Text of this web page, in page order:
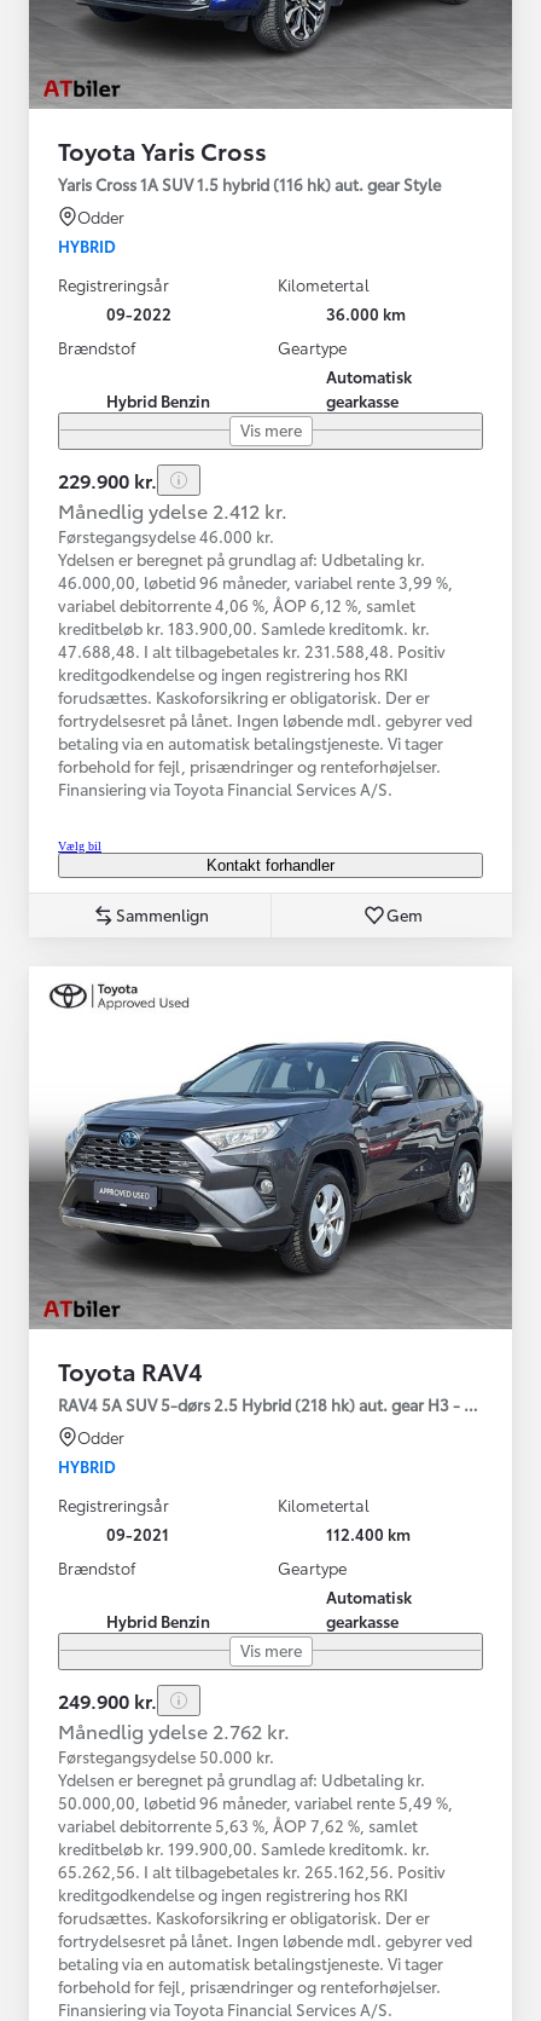
Toyota Yaris Cross
Yaris Cross 1A SUV 1.5 hybrid (116 hk) aut. gear Style
Odder
HYBRID
Registreringsår
09-2022
Kilometertal
36.000 km
Brændstof
Hybrid Benzin
Geartype
Automatisk
gearkasse
Vis mere
229.900 kr.
Månedlig ydelse 2.412 kr.
Førstegangsydelse 46.000 kr.
Ydelsen er beregnet på grundlag af: Udbetaling kr.
46.000,00, løbetid 96 måneder, variabel rente 3,99 %,
variabel debitorrente 4,06 %, ÅOP 6,12 %, samlet
kreditbeløb kr. 183.900,00. Samlede kreditomk. kr.
47.688,48. I alt tilbagebetales kr. 231.588,48. Positiv
kreditgodkendelse og ingen registrering hos RKI
forudsættes. Kaskoforsikring er obligatorisk. Der er
fortrydelsesret på lånet. Ingen løbende mdl. gebyrer ved
betaling via en automatisk betalingstjeneste. Vi tager
forbehold for fejl, prisændringer og renteforhøjelser.
Finansiering via Toyota Financial Services A/S.
Vælg bil
Kontakt forhandler
Sammenlign Gem
Toyota RAV4
RAV4 5A SUV 5-dørs 2.5 Hybrid (218 hk) aut. gear H3 - Comfort
Odder
HYBRID
Registreringsår
09-2021
Kilometertal
112.400 km
Brændstof
Hybrid Benzin
Geartype
Automatisk
gearkasse
Vis mere
249.900 kr.
Månedlig ydelse 2.762 kr.
Førstegangsydelse 50.000 kr.
Ydelsen er beregnet på grundlag af: Udbetaling kr.
50.000,00, løbetid 96 måneder, variabel rente 5,49 %,
variabel debitorrente 5,63 %, ÅOP 7,62 %, samlet
kreditbeløb kr. 199.900,00. Samlede kreditomk. kr.
65.262,56. I alt tilbagebetales kr. 265.162,56. Positiv
kreditgodkendelse og ingen registrering hos RKI
forudsættes. Kaskoforsikring er obligatorisk. Der er
fortrydelsesret på lånet. Ingen løbende mdl. gebyrer ved
betaling via en automatisk betalingstjeneste. Vi tager
forbehold for fejl, prisændringer og renteforhøjelser.
Finansiering via Toyota Financial Services A/S.